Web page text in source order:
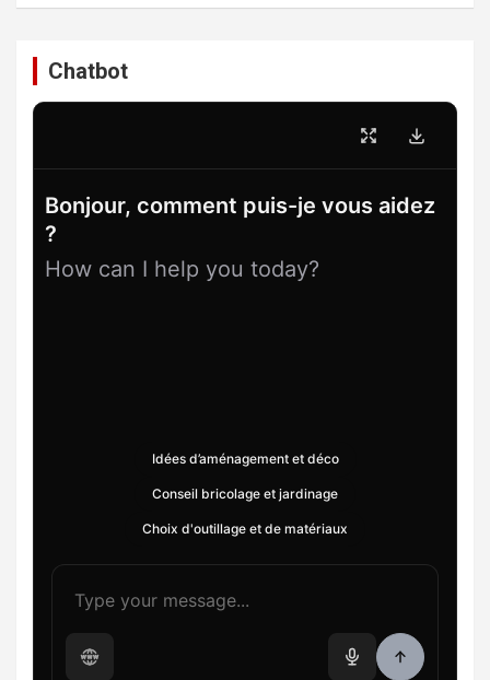
Chatbot
Bonjour, comment puis-je vous aidez
?
How can I help you today?
Idées d’aménagement et déco
Conseil bricolage et jardinage
Choix d'outillage et de matériaux